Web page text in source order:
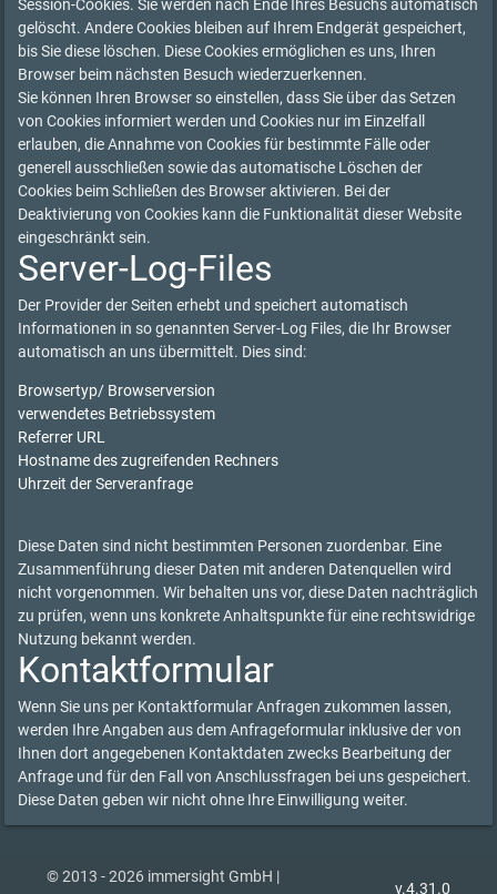
Session-Cookies. Sie werden nach Ende Ihres Besuchs automatisch
gelöscht. Andere Cookies bleiben auf Ihrem Endgerät gespeichert,
bis Sie diese löschen. Diese Cookies ermöglichen es uns, Ihren
Browser beim nächsten Besuch wiederzuerkennen.
Sie können Ihren Browser so einstellen, dass Sie über das Setzen
von Cookies informiert werden und Cookies nur im Einzelfall
erlauben, die Annahme von Cookies für bestimmte Fälle oder
generell ausschließen sowie das automatische Löschen der
Cookies beim Schließen des Browser aktivieren. Bei der
Deaktivierung von Cookies kann die Funktionalität dieser Website
eingeschränkt sein.
Server-Log-Files
Der Provider der Seiten erhebt und speichert automatisch
Informationen in so genannten Server-Log Files, die Ihr Browser
automatisch an uns übermittelt. Dies sind:
Browsertyp/ Browserversion
verwendetes Betriebssystem
Referrer URL
Hostname des zugreifenden Rechners
Uhrzeit der Serveranfrage
Diese Daten sind nicht bestimmten Personen zuordenbar. Eine
Zusammenführung dieser Daten mit anderen Datenquellen wird
nicht vorgenommen. Wir behalten uns vor, diese Daten nachträglich
zu prüfen, wenn uns konkrete Anhaltspunkte für eine rechtswidrige
Nutzung bekannt werden.
Kontaktformular
Wenn Sie uns per Kontaktformular Anfragen zukommen lassen,
werden Ihre Angaben aus dem Anfrageformular inklusive der von
Ihnen dort angegebenen Kontaktdaten zwecks Bearbeitung der
Anfrage und für den Fall von Anschlussfragen bei uns gespeichert.
Diese Daten geben wir nicht ohne Ihre Einwilligung weiter.
© 2013 - 2026 immersight GmbH |
v.4.31.0